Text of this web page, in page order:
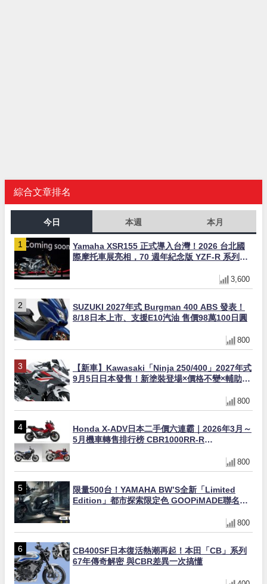
綜合文章排名
今日 本週 本月
Yamaha XSR155 正式導入台灣！2026 台北國
際摩托車展亮相，70 週年紀念版 YZF-R 系列限
3,600
SUZUKI 2027年式 Burgman 400 ABS 發表！
8/18日本上市、支援E10汽油 售價98萬100日圓
800
【新車】Kawasaki「Ninja 250/400」2027年式
9月5日日本發售！新塗裝登場×價格不變×輔助滑
800
Honda X-ADV日本二手價六連霸｜2026年3月～
5月機車轉售排行榜 CBR1000RR-R
800
限量500台！YAMAHA BW’S全新「Limited
Edition」都市探索限定色 GOOPiMADE聯名包
800
CB400SF日本復活熱潮再起！本田「CB」系列
67年傳奇解密 與CBR差異一次搞懂